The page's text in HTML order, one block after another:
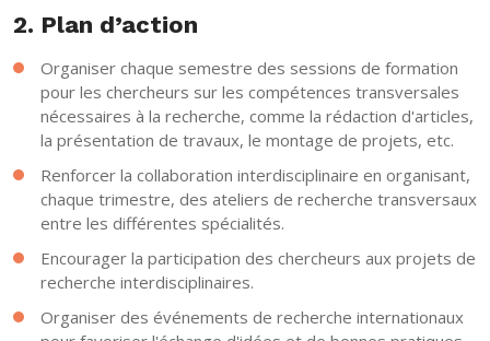
2. Plan d’action
Organiser chaque semestre des sessions de formation
pour les chercheurs sur les compétences transversales
nécessaires à la recherche, comme la rédaction d'articles,
la présentation de travaux, le montage de projets, etc.
Renforcer la collaboration interdisciplinaire en organisant,
chaque trimestre, des ateliers de recherche transversaux
entre les différentes spécialités.
Encourager la participation des chercheurs aux projets de
recherche interdisciplinaires.
Organiser des événements de recherche internationaux